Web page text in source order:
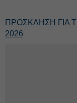
ΠΡΟΣΚΛΗΣΗ ΓΙΑ
2026